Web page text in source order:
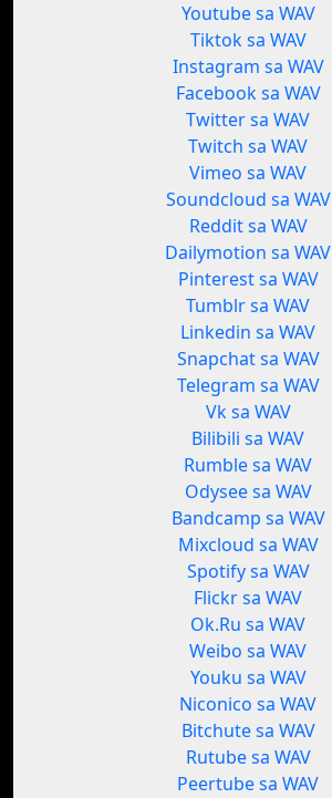
Youtube sa WAV
Tiktok sa WAV
Instagram sa WAV
Facebook sa WAV
Twitter sa WAV
Twitch sa WAV
Vimeo sa WAV
Soundcloud sa WAV
Reddit sa WAV
Dailymotion sa WAV
Pinterest sa WAV
Tumblr sa WAV
Linkedin sa WAV
Snapchat sa WAV
Telegram sa WAV
Vk sa WAV
Bilibili sa WAV
Rumble sa WAV
Odysee sa WAV
Bandcamp sa WAV
Mixcloud sa WAV
Spotify sa WAV
Flickr sa WAV
Ok.Ru sa WAV
Weibo sa WAV
Youku sa WAV
Niconico sa WAV
Bitchute sa WAV
Rutube sa WAV
Peertube sa WAV